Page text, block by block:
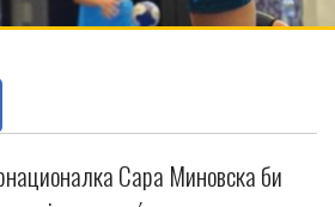
Сара Миновска би